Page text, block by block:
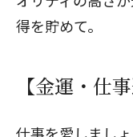
得を貯めて。
【金運・仕